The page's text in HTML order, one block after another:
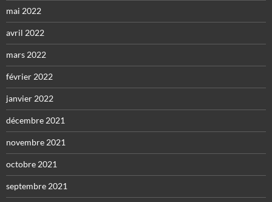
mai 2022
avril 2022
mars 2022
février 2022
janvier 2022
décembre 2021
novembre 2021
octobre 2021
septembre 2021